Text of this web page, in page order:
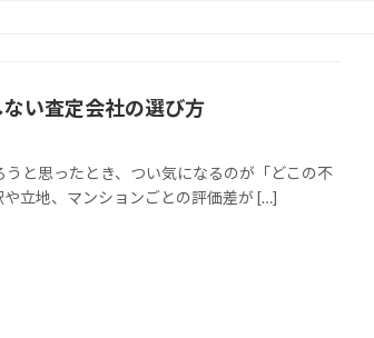
い査定会社の選び方
と思ったとき、つい気になるのが「どこの不
立地、マンションごとの評価差が […]